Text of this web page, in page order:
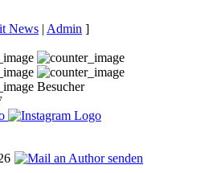
News | Admin ]
Besucher